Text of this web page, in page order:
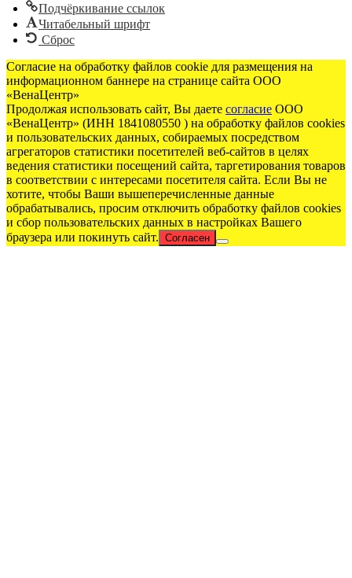
Подчёркивание ссылок
Читабельный шрифт
Сброс
Согласие на обработку файлов cookie для размещения на
информационном баннере на странице сайта ООО
«ВенаЦентр»
Продолжая использовать сайт, Вы даете согласие ООО
«ВенаЦентр» (ИНН 1841080550 ) на обработку файлов cookies
и пользовательских данных, собираемых посредством
агрегаторов статистики посетителей веб-сайтов в целях
ведения статистики посещений сайта, таргетирования товаров
в соответствии с интересами посетителя сайта. Если Вы не
хотите, чтобы Ваши вышеперечисленные данные
обрабатывались, просим отключить обработку файлов cookies
и сбор пользовательских данных в настройках Вашего
браузера или покинуть сайт. Согласен